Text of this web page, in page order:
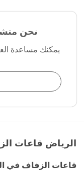
نحن
يمكنك مساعدة
الرياض قاعات
قاعات الزفاف في